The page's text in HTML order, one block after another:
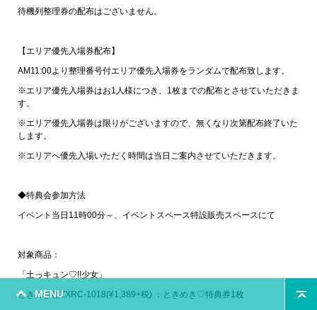
MENU
待機列整理券の配布はございません。
【エリア優先入場券配布】
AM11:00より整理番号付エリア優先入場券をランダムで配布致します。
※エリア優先入場券はお1人様につき、1枚までの配布とさせていただきま
す。
※エリア優先入場券は限りがございますので、無くなり次第配布終了いた
します。
※エリアへ優先入場いただく時間は当日ご案内させていただきます。
◆特典会参加方法
イベント当日11時00分～、イベントスペース特設販売スペースにて
対象商品：
「土っキュン♡!!少女」
ときめき盤ZXRC-1018(¥1,389+税) ：ときめき♡特典券1枚